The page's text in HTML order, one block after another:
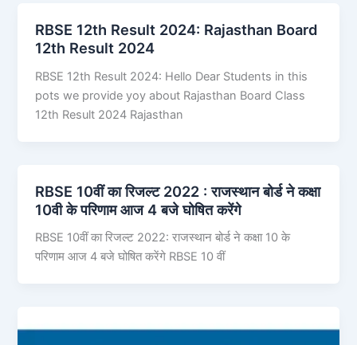
RBSE 12th Result 2024: Rajasthan Board
12th Result 2024
RBSE 12th Result 2024: Hello Dear Students in this
pots we provide yoy about Rajasthan Board Class
12th Result 2024 Rajasthan
RBSE 10वीं का रिजल्ट 2022 : राजस्थान बोर्ड ने कक्षा
10वी के परिणाम आज 4 बजे घोषित करेंगे
RBSE 10वीं का रिजल्ट 2022: राजस्थान बोर्ड ने कक्षा 10 के
परिणाम आज 4 बजे घोषित करेंगे RBSE 10 वीं